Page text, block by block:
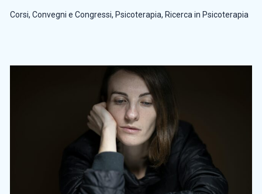
Corsi, Convegni e Congressi, Psicoterapia, Ricerca in Psicoterapia